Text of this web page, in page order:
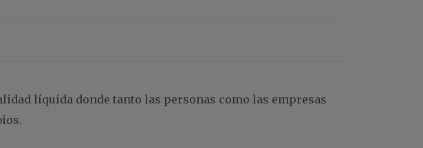
líquida donde tanto las personas como las empresas